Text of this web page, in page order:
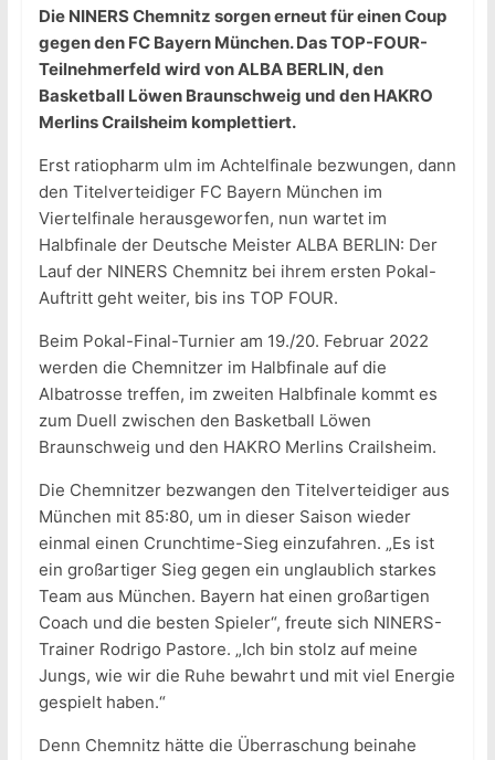
Die NINERS Chemnitz sorgen erneut für einen Coup
gegen den FC Bayern München. Das TOP-FOUR-
Teilnehmerfeld wird von ALBA BERLIN, den
Basketball Löwen Braunschweig und den HAKRO
Merlins Crailsheim komplettiert.
Erst ratiopharm ulm im Achtelfinale bezwungen, dann
den Titelverteidiger FC Bayern München im
Viertelfinale herausgeworfen, nun wartet im
Halbfinale der Deutsche Meister ALBA BERLIN: Der
Lauf der NINERS Chemnitz bei ihrem ersten Pokal-
Auftritt geht weiter, bis ins TOP FOUR.
Beim Pokal-Final-Turnier am 19./20. Februar 2022
werden die Chemnitzer im Halbfinale auf die
Albatrosse treffen, im zweiten Halbfinale kommt es
zum Duell zwischen den Basketball Löwen
Braunschweig und den HAKRO Merlins Crailsheim.
Die Chemnitzer bezwangen den Titelverteidiger aus
München mit 85:80, um in dieser Saison wieder
einmal einen Crunchtime-Sieg einzufahren. „Es ist
ein großartiger Sieg gegen ein unglaublich starkes
Team aus München. Bayern hat einen großartigen
Coach und die besten Spieler“, freute sich NINERS-
Trainer Rodrigo Pastore. „Ich bin stolz auf meine
Jungs, wie wir die Ruhe bewahrt und mit viel Energie
gespielt haben.“
Denn Chemnitz hätte die Überraschung beinahe